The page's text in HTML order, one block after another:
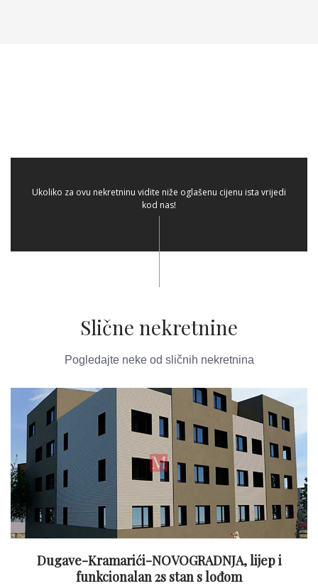
Ukoliko za ovu nekretninu vidite niže oglašenu cijenu ista vrijedi
kod nas!
Slične nekretnine
Pogledajte neke od sličnih nekretnina
Dugave-Kramarići-NOVOGRADNJA, lijep i
funkcionalan 2s stan s lođom